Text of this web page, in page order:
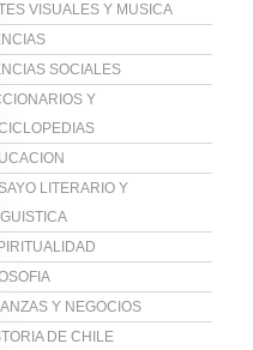
VISUALES Y MUSICA
SOCIALES
Y
LITERARIO Y
Y NEGOCIOS
DE CHILE